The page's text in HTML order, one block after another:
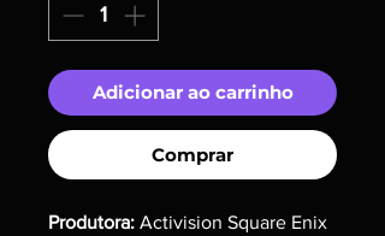
Adicionar ao carrinho
Comprar
Produtora: Activision Square Enix